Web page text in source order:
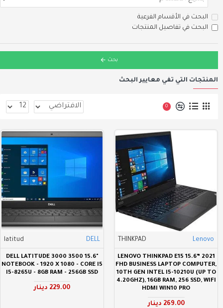
البحث في الأقسام الفرعية
البحث في تفاصيل المنتجات
بحث
المنتجات التي تفي معايير البحث
0
Lenovo
THINKPAD
2021 LENOVO THINKPAD E15 15.6”
FHD BUSINESS LAPTOP COMPUTER,
10TH GEN INTEL I5-10210U (UP TO
4.20GHZ), 16GB RAM, 256 SSD, WIFI
HDMI WIN10 PRO
269.00 دينار
DELL
latitud
DELL LATITUDE 3000 3500 15.6"
NOTEBOOK - 1920 X 1080 - CORE I5
I5-8265U - 8GB RAM - 256GB SSD
229.00 دينار